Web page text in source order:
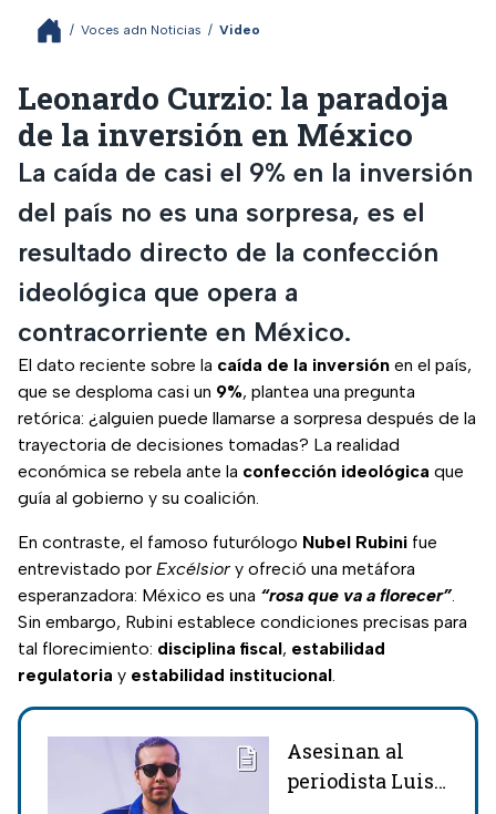
/ Voces adn Noticias / Video
Leonardo Curzio: la paradoja
de la inversión en México
La caída de casi el 9% en la inversión
del país no es una sorpresa, es el
resultado directo de la confección
ideológica que opera a
contracorriente en México.
El dato reciente sobre la caída de la inversión en el país,
que se desploma casi un 9%, plantea una pregunta
retórica: ¿alguien puede llamarse a sorpresa después de la
trayectoria de decisiones tomadas? La realidad
económica se rebela ante la confección ideológica que
guía al gobierno y su coalición.
En contraste, el famoso futurólogo Nubel Rubini fue
entrevistado por Excélsior y ofreció una metáfora
esperanzadora: México es una “rosa que va a florecer”.
Sin embargo, Rubini establece condiciones precisas para
tal florecimiento: disciplina fiscal, estabilidad
regulatoria y estabilidad institucional.
Asesinan al
periodista Luis